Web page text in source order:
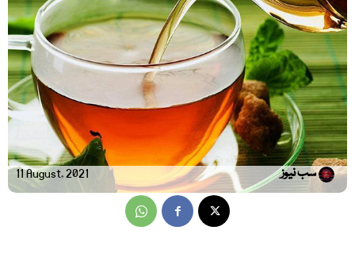
11 August, 2021 سب نیوز